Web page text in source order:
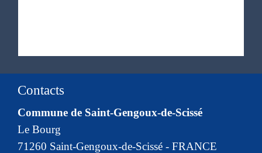
Contacts
Commune de Saint-Gengoux-de-Scissé
Le Bourg
71260 Saint-Gengoux-de-Scissé - FRANCE